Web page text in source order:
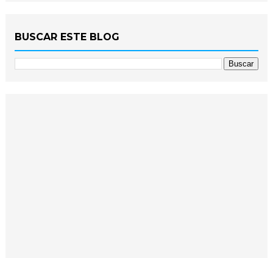
BUSCAR ESTE BLOG